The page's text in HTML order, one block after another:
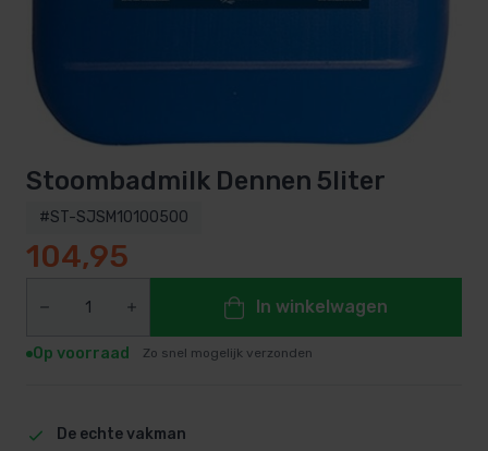
Stoombadmilk Dennen 5liter
#ST-SJSM10100500
104,95
In winkelwagen
Op voorraad Zo snel mogelijk verzonden
De echte vakman